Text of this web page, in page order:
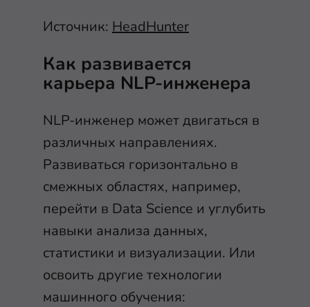
Источник: HeadHunter
Как развивается
карьера NLP-инженера
NLP-инженер может двигаться в
различных направлениях.
Развиваться горизонтально в
смежных областях, например,
перейти в Data Science и углубить
навыки анализа данных,
статистики и визуализации. Или
освоить другие технологии
машинного обучения: